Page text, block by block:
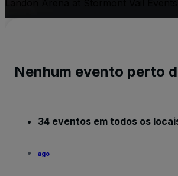
Nenhum evento perto
34 eventos em todos os
ago